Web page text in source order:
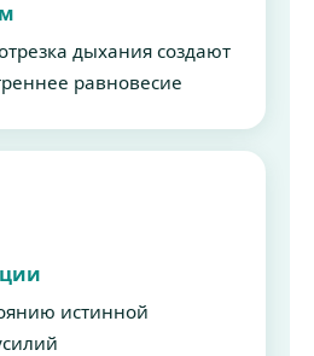
дыхания создают
равновесие
истинной